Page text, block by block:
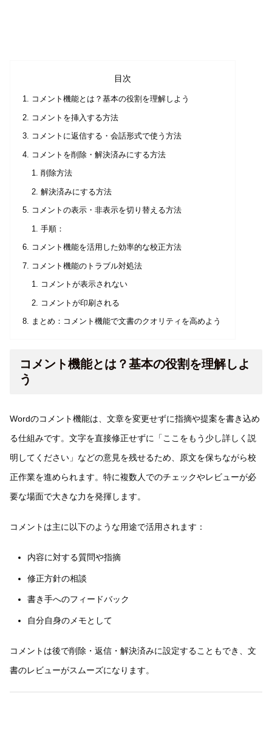
目次
コメント機能とは？基本の役割を理解しよう
コメントを挿入する方法
コメントに返信する・会話形式で使う方法
コメントを削除・解決済みにする方法
削除方法
解決済みにする方法
コメントの表示・非表示を切り替える方法
手順：
コメント機能を活用した効率的な校正方法
コメント機能のトラブル対処法
コメントが表示されない
コメントが印刷される
まとめ：コメント機能で文書のクオリティを高めよう
コメント機能とは？基本の役割を理解しよ
う
Wordのコメント機能は、文章を変更せずに指摘や提案を書き込め
る仕組みです。文字を直接修正せずに「ここをもう少し詳しく説
明してください」などの意見を残せるため、原文を保ちながら校
正作業を進められます。特に複数人でのチェックやレビューが必
要な場面で大きな力を発揮します。
コメントは主に以下のような用途で活用されます：
内容に対する質問や指摘
修正方針の相談
書き手へのフィードバック
自分自身のメモとして
コメントは後で削除・返信・解決済みに設定することもでき、文
書のレビューがスムーズになります。